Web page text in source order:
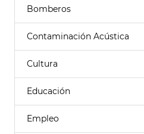
Bomberos
Contaminación Acústica
Cultura
Educación
Empleo